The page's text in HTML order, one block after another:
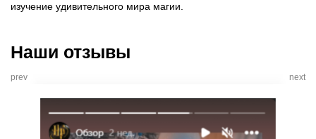
изучение удивительного мира магии.
Наши отзывы
prev next